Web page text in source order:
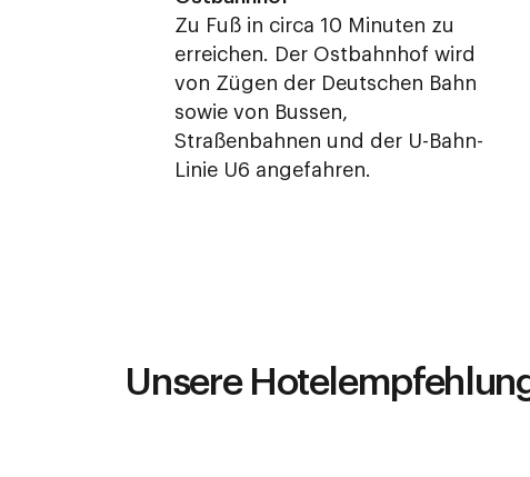
Zu Fuß in circa 10 Minuten zu
erreichen. Der Ostbahnhof wird
von Zügen der Deutschen Bahn
sowie von Bussen,
Straßenbahnen und der U-Bahn-
Linie U6 angefahren.
Unsere